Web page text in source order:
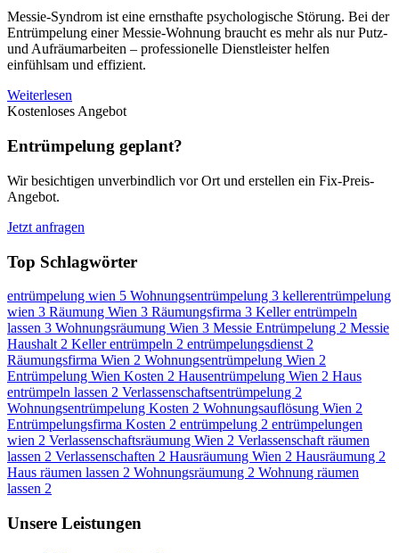
Messie-Syndrom ist eine ernsthafte psychologische Störung. Bei der
Entrümpelung einer Messie-Wohnung braucht es mehr als nur Putz-
und Aufräumarbeiten – professionelle Dienstleister helfen
einfühlsam und effizient.
Weiterlesen
Kostenloses Angebot
Entrümpelung geplant?
Wir besichtigen unverbindlich vor Ort und erstellen ein Fix-Preis-
Angebot.
Jetzt anfragen
Top Schlagwörter
entrümpelung wien 5 Wohnungsentrümpelung 3 kellerentrümpelung
wien 3 Räumung Wien 3 Räumungsfirma 3 Keller entrümpeln
lassen 3 Wohnungsräumung Wien 3 Messie Entrümpelung 2 Messie
Haushalt 2 Keller entrümpeln 2 entrümpelungsdienst 2
Räumungsfirma Wien 2 Wohnungsentrümpelung Wien 2
Entrümpelung Wien Kosten 2 Hausentrümpelung Wien 2 Haus
entrümpeln lassen 2 Verlassenschaftsentrümpelung 2
Wohnungsentrümpelung Kosten 2 Wohnungsauflösung Wien 2
Entrümpelungsfirma Kosten 2 entrümpelung 2 entrümpelungen
wien 2 Verlassenschaftsräumung Wien 2 Verlassenschaft räumen
lassen 2 Verlassenschaften 2 Hausräumung Wien 2 Hausräumung 2
Haus räumen lassen 2 Wohnungsräumung 2 Wohnung räumen
lassen 2
Unsere Leistungen